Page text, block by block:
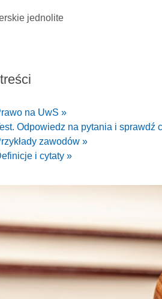
jednolite
na UwS »
Odpowiedz na pytania i sprawdź
zawodów »
i cytaty »